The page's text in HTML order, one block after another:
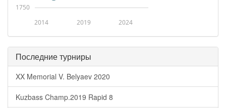
2014 2019 2024
1750
Последние турниры
XX Memorial V. Belyaev 2020
Kuzbass Champ.2019 Rapid 8